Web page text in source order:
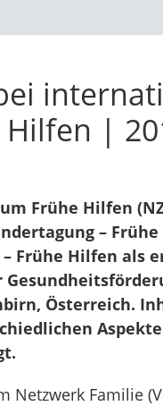
Hilfen |
Frühe Hilfen
–
Frühe Hilfen als
Österreich.
Netzwerk Familie